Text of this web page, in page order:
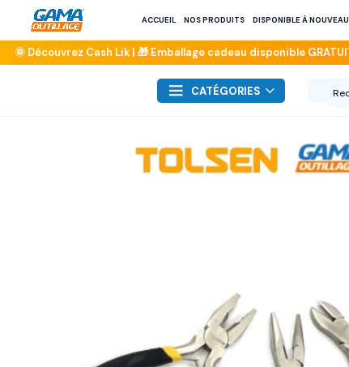
ACCUEIL NOS PRODUITS DISPONIBLE À NOUVEAU
CATÉGORIES